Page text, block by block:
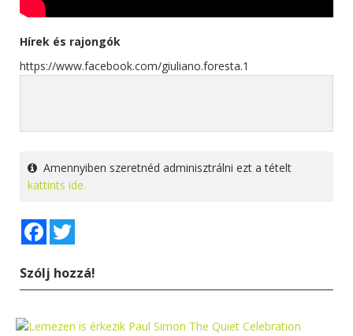
Hírek és rajongók
https://www.facebook.com/giuliano.foresta.1
Amennyiben szeretnéd adminisztrálni ezt a tételt
kattints ide.
Facebook
Szólj hozzá!